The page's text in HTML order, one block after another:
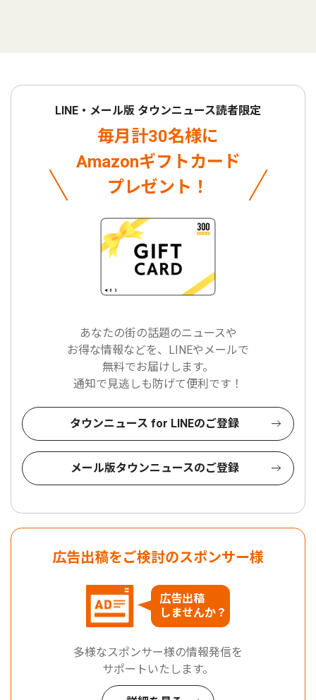
LINE・メール版 タウンニュース読者限定
毎月計30名様に
Amazonギフトカード
プレゼント！
あなたの街の話題のニュースや
お得な情報などを、LINEやメールで
無料でお届けします。
通知で見逃しも防げて便利です！
タウンニュース for LINEのご登録
メール版タウンニュースのご登録
広告出稿をご検討のスポンサー様
広告出稿
しませんか？
多様なスポンサー様の情報発信を
サポートいたします。